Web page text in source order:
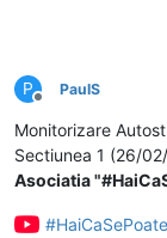
P
Deconectat
PaulS
Monitorizare
Sectiunea 1 (26/
Asociatia